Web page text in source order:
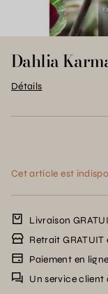
Dahlia
Détails
Cet article est
Livraison
Retrait GRATUIT
Paiement en
Un service client